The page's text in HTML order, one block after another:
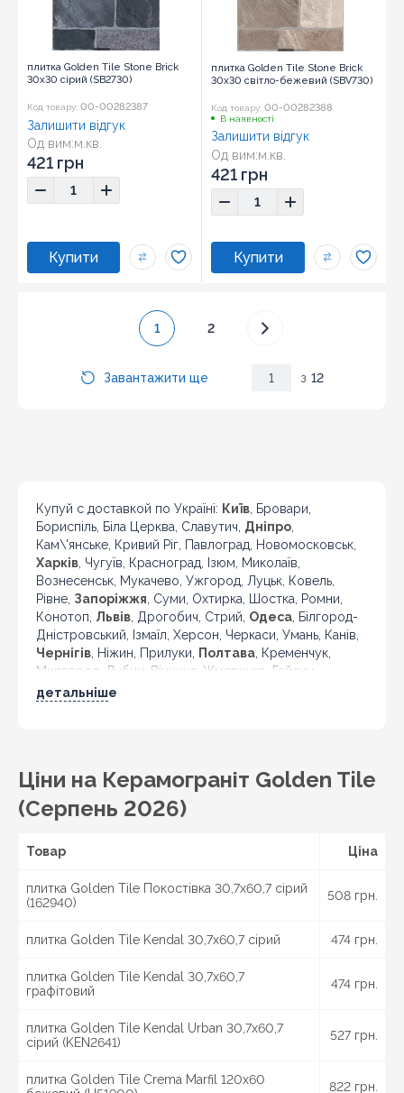
плитка Golden Tile Stone Brick
30х30 сірий (SB2730)
Код товару: 00-00282387
Од вим:м.кв.
Залишити відгук
421 грн
плитка Golden Tile Stone Brick
30х30 світло-бежевий (SBV730)
Код товару: 00-00282388
В наявності
Од вим:м.кв.
Залишити відгук
421 грн
Завантажити ще
1 2
1 з 12
Купуй с доставкой по Україні: Київ , Бровари,
Бориспіль, Біла Церква, Славутич, Дніпро
Кам\'янське, Кривий Ріг, Павлоград, Новомосковськ,
Харків , Чугуїв, Красноград, Ізюм, Миколаїв,
Вознесенськ, Мукачево, Ужгород, Луцьк, Ковель,
Рівне, Запоріжжя , Суми, Охтирка, Шостка, Ромни,
Конотоп, Львів , Дрогобич, Стрий, Одеса , Білгород-
Дністровський, Ізмаїл, Херсон, Черкаси, Умань, Канів,
Чернігів , Ніжин, Прилуки, Полтава , Кременчук,
Миргород, Лубни, Вінниця, Жмеринка, Гайсин,
Бердичів, Житомир, Новоград-Волинський,
детальніше
Ціни на Керамограніт Golden Tile
(Серпень 2026)
Товар Ціна
плитка Golden Tile Покостівка 30,7x60,7 сірий
(162940)
508 грн.
плитка Golden Tile Kendal 30,7x60,7 сірий 474 грн.
плитка Golden Tile Kendal 30,7x60,7
графітовий
474 грн.
плитка Golden Tile Kendal Urban 30,7x60,7
сірий (KEN2641)
527 грн.
плитка Golden Tile Crema Marfil 120x60
822 грн.